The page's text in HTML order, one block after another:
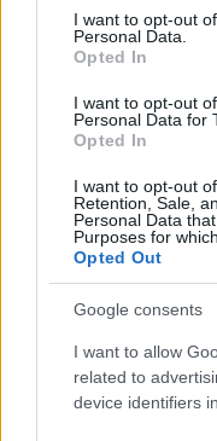
I want to opt-out
Personal Data.
Opted In
I want to opt-out
Personal Data for
Opted In
I want to opt-out
Retention, Sale,
Personal Data
Purposes for
Opted Out
Google consents
I want to allow
related to
device identifiers
Commissione “fu
presentato dalla
auto-sospesero
Italia. Il giorno
travaglio interno,
condoni e quindi
emendamento a
votarono la Lega e
Le accuse a